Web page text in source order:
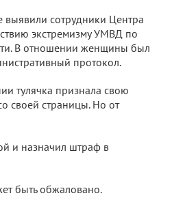
сотрудники Центра
экстремизму УМВД по
В отношении женщины был
протокол.
тулячка признала свою
своей страницы. Но от
и назначил штраф в
быть обжаловано.